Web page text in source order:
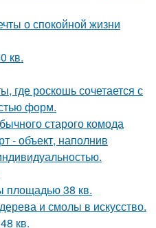
о спокойной жизни
кв.
где роскошь сочетается с
форм.
старого комода
- объект, наполнив
площадью 38 кв.
и смолы в искусство.
кв.